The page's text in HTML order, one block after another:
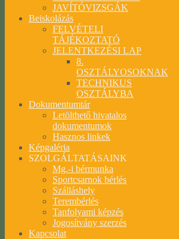
JAVÍTÓVIZSGÁK
Beiskolázás
FELVÉTELI
TÁJÉKOZTATÓ
JELENTKEZÉSI LAP
8.
OSZTÁLYOSOKNAK
TECHNIKUS
OSZTÁLYBA
Dokumentumtár
Letölthető hivatalos
dokumentumok
Hasznos linkek
Képgaléria
SZOLGÁLTATÁSAINK
Mg.-i bérmunka
Sportcsarnok bérlés
Szálláshely
Terembérlés
Tanfolyami képzés
Jogosítvány szerzés
Kapcsolat